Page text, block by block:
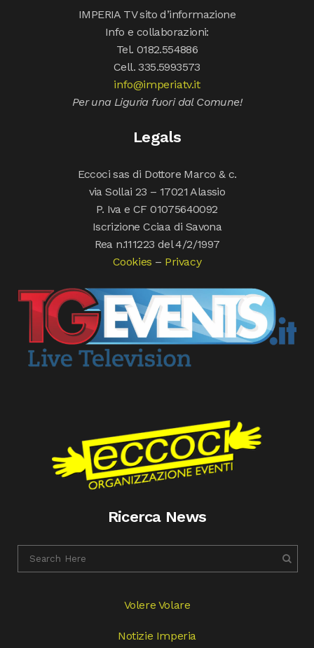
IMPERIA TV sito d’informazione
Info e collaborazioni:
Tel. 0182.554886
Cell. 335.5993573
info@imperiatv.it
Per una Liguria fuori dal Comune!
Legals
Eccoci sas di Dottore Marco & c.
via Sollai 23 – 17021 Alassio
P. Iva e CF 01075640092
Iscrizione Cciaa di Savona
Rea n.111223 del 4/2/1997
Cookies – Privacy
Ricerca News
Volere Volare
Notizie Imperia